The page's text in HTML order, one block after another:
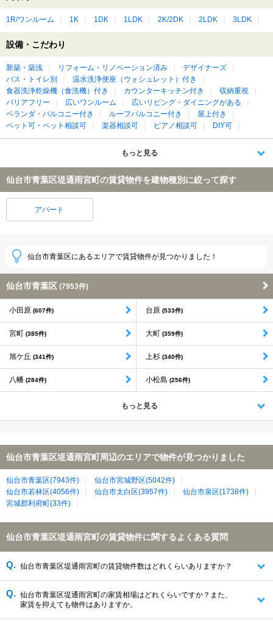
1R/ワンルーム 1K 1DK 1LDK 2K/2DK 2LDK 3LDK
設備・こだわり
新築・築浅 リフォーム・リノベーション済み
デザイナーズ
バス・トイレ別
温水洗浄便座（ウォシュレット）付き
食器洗浄乾燥機（食洗機）付き
カウンターキッチン付き
収納重視
バリアフリー
広いワンルーム
広いリビング・ダイニングがある
ベランダ・バルコニー付き
ルーフバルコニー付き
屋上付き
ペット可・ペット相談可
楽器相談可 ピアノ相談可 DIY可
もっと見る
仙台市青葉区堤通雨宮町の賃貸物件を建物種別に絞って探す
アパート
仙台市青葉区にあるエリアで賃貸物件が見つかりました！
仙台市青葉区 (7953件)
小田原 (607件) 台原 (533件)
宮町 (385件) 大町 (359件)
旭ケ丘 (341件) 上杉 (340件)
八幡 (284件) 小松島 (256件)
もっと見る
仙台市青葉区堤通雨宮町周辺のエリアで物件が見つかりました
仙台市青葉区(7943件)
仙台市宮城野区(5042件)
仙台市若林区(4056件)
仙台市太白区(3957件)
仙台市泉区(1738件)
宮城郡利府町(33件)
仙台市青葉区堤通雨宮町の賃貸物件に関するよくある質問
仙台市青葉区堤通雨宮町の賃貸物件数はどれくらいありますか？
仙台市青葉区堤通雨宮町の家賃相場はどれくらいですか？また、
家賃を抑えても物件はありますか。